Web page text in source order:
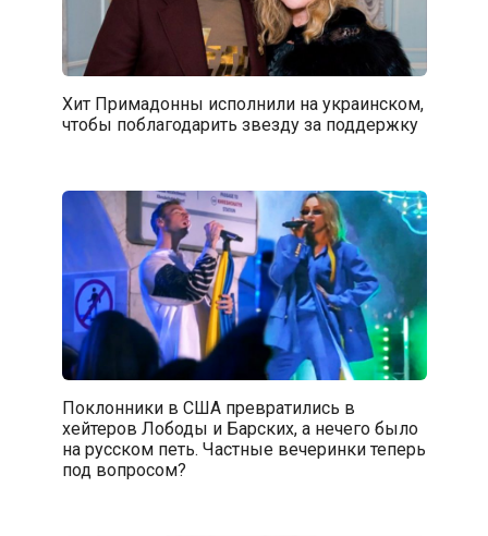
Хит Примадонны исполнили на украинском,
чтобы поблагодарить звезду за поддержку
Поклонники в США превратились в
хейтеров Лободы и Барских, а нечего было
на русском петь. Частные вечеринки теперь
под вопросом?